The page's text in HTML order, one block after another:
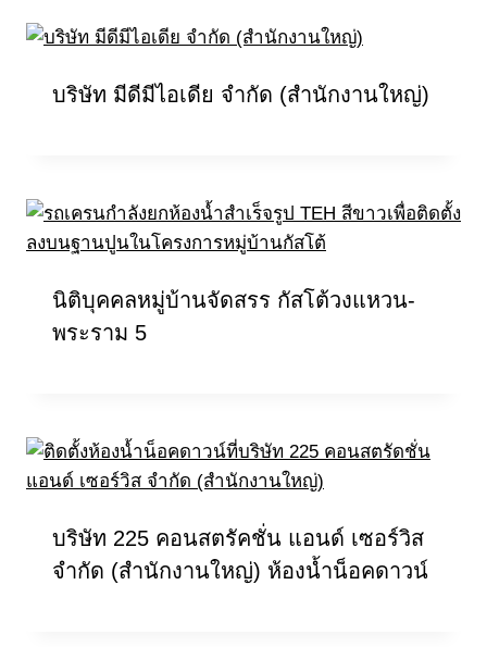
บริษัท มีดีมีไอเดีย จำกัด (สำนักงานใหญ่)
นิติบุคคลหมู่บ้านจัดสรร กัสโต้วงแหวน-
พระราม 5
บริษัท 225 คอนสตรัคชั่น แอนด์ เซอร์วิส
จำกัด (สำนักงานใหญ่) ห้องน้ำน็อคดาวน์